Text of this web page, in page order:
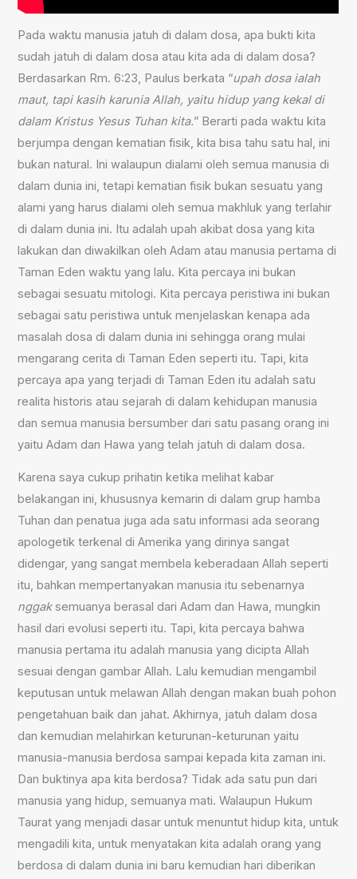
Pada waktu manusia jatuh di dalam dosa, apa bukti kita
sudah jatuh di dalam dosa atau kita ada di dalam dosa?
Berdasarkan Rm. 6:23, Paulus berkata “upah dosa ialah
maut, tapi kasih karunia Allah, yaitu hidup yang kekal di
dalam Kristus Yesus Tuhan kita.” Berarti pada waktu kita
berjumpa dengan kematian fisik, kita bisa tahu satu hal, ini
bukan natural. Ini walaupun dialami oleh semua manusia di
dalam dunia ini, tetapi kematian fisik bukan sesuatu yang
alami yang harus dialami oleh semua makhluk yang terlahir
di dalam dunia ini. Itu adalah upah akibat dosa yang kita
lakukan dan diwakilkan oleh Adam atau manusia pertama di
Taman Eden waktu yang lalu. Kita percaya ini bukan
sebagai sesuatu mitologi. Kita percaya peristiwa ini bukan
sebagai satu peristiwa untuk menjelaskan kenapa ada
masalah dosa di dalam dunia ini sehingga orang mulai
mengarang cerita di Taman Eden seperti itu. Tapi, kita
percaya apa yang terjadi di Taman Eden itu adalah satu
realita historis atau sejarah di dalam kehidupan manusia
dan semua manusia bersumber dari satu pasang orang ini
yaitu Adam dan Hawa yang telah jatuh di dalam dosa.
Karena saya cukup prihatin ketika melihat kabar
belakangan ini, khususnya kemarin di dalam grup hamba
Tuhan dan penatua juga ada satu informasi ada seorang
apologetik terkenal di Amerika yang dirinya sangat
didengar, yang sangat membela keberadaan Allah seperti
itu, bahkan mempertanyakan manusia itu sebenarnya
nggaksemuanya berasal dari Adam dan Hawa, mungkin
hasil dari evolusi seperti itu. Tapi, kita percaya bahwa
manusia pertama itu adalah manusia yang dicipta Allah
sesuai dengan gambar Allah. Lalu kemudian mengambil
keputusan untuk melawan Allah dengan makan buah pohon
pengetahuan baik dan jahat. Akhirnya, jatuh dalam dosa
dan kemudian melahirkan keturunan-keturunan yaitu
manusia-manusia berdosa sampai kepada kita zaman ini.
Dan buktinya apa kita berdosa? Tidak ada satu pun dari
manusia yang hidup, semuanya mati. Walaupun Hukum
Taurat yang menjadi dasar untuk menuntut hidup kita, untuk
mengadili kita, untuk menyatakan kita adalah orang yang
berdosa di dalam dunia ini baru kemudian hari diberikan